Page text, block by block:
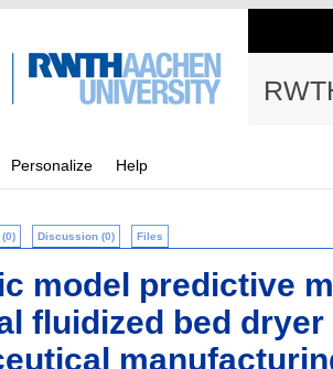
Personalize Help
Discussion (0) Files
model predictive
fluidized bed